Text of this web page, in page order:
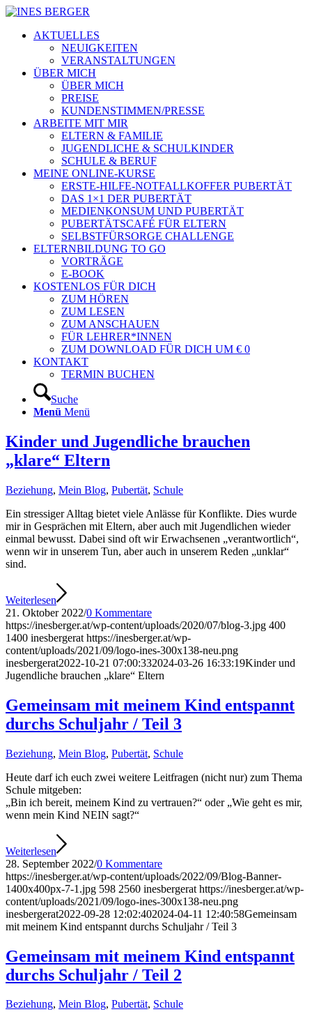
AKTUELLES
NEUIGKEITEN
VERANSTALTUNGEN
ÜBER MICH
ÜBER MICH
PREISE
KUNDENSTIMMEN/PRESSE
ARBEITE MIT MIR
ELTERN & FAMILIE
JUGENDLICHE & SCHULKINDER
SCHULE & BERUF
MEINE ONLINE-KURSE
ERSTE-HILFE-NOTFALLKOFFER PUBERTÄT
DAS 1×1 DER PUBERTÄT
MEDIENKONSUM UND PUBERTÄT
PUBERTÄTSCAFÉ FÜR ELTERN
SELBSTFÜRSORGE CHALLENGE
ELTERNBILDUNG TO GO
VORTRÄGE
E-BOOK
KOSTENLOS FÜR DICH
ZUM HÖREN
ZUM LESEN
ZUM ANSCHAUEN
FÜR LEHRER*INNEN
ZUM DOWNLOAD FÜR DICH UM € 0
KONTAKT
TERMIN BUCHEN
Suche
Menü Menü
Kinder und Jugendliche brauchen
„klare“ Eltern
Beziehung, Mein Blog, Pubertät, Schule
Ein stressiger Alltag bietet viele Anlässe für Konflikte. Dies wurde
mir in Gesprächen mit Eltern, aber auch mit Jugendlichen wieder
einmal bewusst. Dabei sind oft wir Erwachsenen „verantwortlich“,
wenn wir in unserem Tun, aber auch in unserem Reden „unklar“
sind.
Weiterlesen
21. Oktober 2022/0 Kommentare
https://inesberger.at/wp-content/uploads/2020/07/blog-3.jpg 400
1400 inesbergerat https://inesberger.at/wp-
content/uploads/2021/09/logo-ines-300x138-neu.png
inesbergerat2022-10-21 07:00:332024-03-26 16:33:19Kinder und
Jugendliche brauchen „klare“ Eltern
Gemeinsam mit meinem Kind entspannt
durchs Schuljahr / Teil 3
Beziehung, Mein Blog, Pubertät, Schule
Heute darf ich euch zwei weitere Leitfragen (nicht nur) zum Thema
Schule mitgeben:
„Bin ich bereit, meinem Kind zu vertrauen?“ oder „Wie geht es mir,
wenn mein Kind NEIN sagt?“
Weiterlesen
28. September 2022/0 Kommentare
https://inesberger.at/wp-content/uploads/2022/09/Blog-Banner-
1400x400px-7-1.jpg 598 2560 inesbergerat https://inesberger.at/wp-
content/uploads/2021/09/logo-ines-300x138-neu.png
inesbergerat2022-09-28 12:02:402024-04-11 12:40:58Gemeinsam
mit meinem Kind entspannt durchs Schuljahr / Teil 3
Gemeinsam mit meinem Kind entspannt
durchs Schuljahr / Teil 2
Beziehung, Mein Blog, Pubertät, Schule